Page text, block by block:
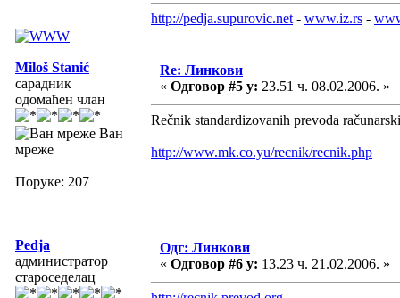
http://pedja.supurovic.net - www.iz.rs -
Miloš Stanić
сарадник
одомаћен члан
Ван
мреже
Поруке: 207
Re: Линкови
« Одговор #5 у: 23.51 ч. 08.02.2006. »
Rečnik standardizovanih prevoda
http://www.mk.co.yu/recnik/recnik.php
Pedja
администратор
староседелац
Одг: Линкови
« Одговор #6 у: 13.23 ч. 21.02.2006. »